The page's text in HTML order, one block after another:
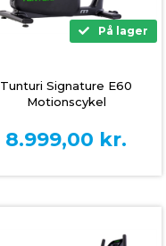
På lager
Tunturi Signature E60
Motionscykel
8.999,00 kr.